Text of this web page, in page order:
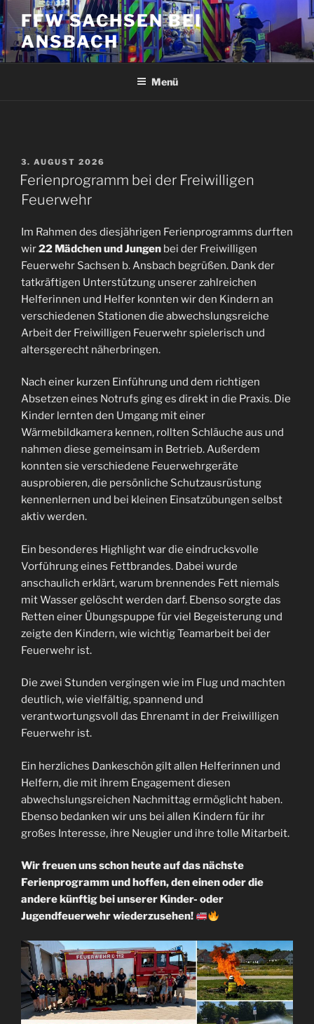
Inhalt
springen
FFW SACHSEN BEI
ANSBACH
Menü
VERÖFFENTLICHT
AM
3. AUGUST 2026
Ferienprogramm bei der Freiwilligen
Feuerwehr
Im Rahmen des diesjährigen Ferienprogramms durften
wir22 Mädchen und Jungen bei der Freiwilligen
Feuerwehr Sachsen b. Ansbach begrüßen. Dank der
tatkräftigen Unterstützung unserer zahlreichen
Helferinnen und Helfer konnten wir den Kindern an
verschiedenen Stationen die abwechslungsreiche
Arbeit der Freiwilligen Feuerwehr spielerisch und
altersgerecht näherbringen.
Nach einer kurzen Einführung und dem richtigen
Absetzen eines Notrufs ging es direkt in die Praxis. Die
Kinder lernten den Umgang mit einer
Wärmebildkamera kennen, rollten Schläuche aus und
nahmen diese gemeinsam in Betrieb. Außerdem
konnten sie verschiedene Feuerwehrgeräte
ausprobieren, die persönliche Schutzausrüstung
kennenlernen und bei kleinen Einsatzübungen selbst
aktiv werden.
Ein besonderes Highlight war die eindrucksvolle
Vorführung eines Fettbrandes. Dabei wurde
anschaulich erklärt, warum brennendes Fett niemals
mit Wasser gelöscht werden darf. Ebenso sorgte das
Retten einer Übungspuppe für viel Begeisterung und
zeigte den Kindern, wie wichtig Teamarbeit bei der
Feuerwehr ist.
Die zwei Stunden vergingen wie im Flug und machten
deutlich, wie vielfältig, spannend und
verantwortungsvoll das Ehrenamt in der Freiwilligen
Feuerwehr ist.
Ein herzliches Dankeschön gilt allen Helferinnen und
Helfern, die mit ihrem Engagement diesen
abwechslungsreichen Nachmittag ermöglicht haben.
Ebenso bedanken wir uns bei allen Kindern für ihr
großes Interesse, ihre Neugier und ihre tolle Mitarbeit.
Wir freuen uns schon heute auf das nächste
Ferienprogramm und hoffen, den einen oder die
andere künftig bei unserer Kinder- oder
Jugendfeuerwehr wiederzusehen!